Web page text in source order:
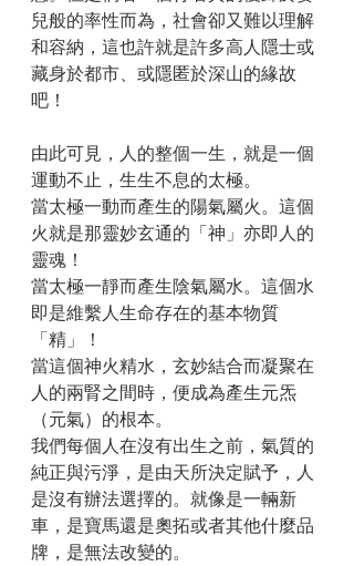
兒般的率性而為，社會卻又難以理解
和容納，這也許就是許多高人隱士或
藏身於都市、或隱匿於深山的緣故
吧！
由此可見，人的整個一生，就是一個
運動不止，生生不息的太極。
當太極一動而產生的陽氣屬火。這個
火就是那靈妙玄通的「神」亦即人的
靈魂！
當太極一靜而產生陰氣屬水。這個水
即是維繫人生命存在的基本物質
「精」！
當這個神火精水，玄妙結合而凝聚在
人的兩腎之間時，便成為產生元炁
（元氣）的根本。
我們每個人在沒有出生之前，氣質的
純正與污淨，是由天所決定賦予，人
是沒有辦法選擇的。就像是一輛新
車，是寶馬還是奧拓或者其他什麼品
牌，是無法改變的。